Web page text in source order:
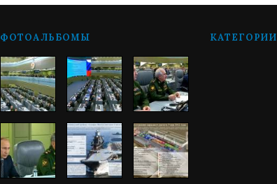
ФОТОАЛЬБОМЫ КАТЕГОРИИ